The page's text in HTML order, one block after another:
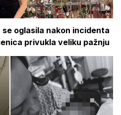
oglasila nakon incidenta
privukla veliku pažnju